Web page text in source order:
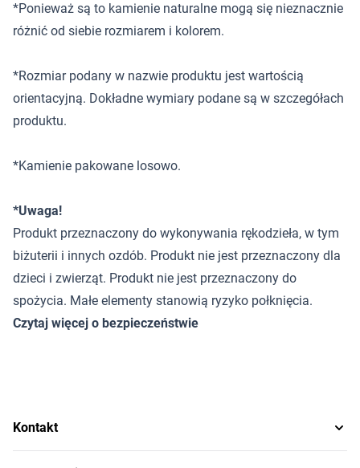
*Ponieważ są to kamienie naturalne mogą się nieznacznie
różnić od siebie rozmiarem i kolorem.
*Rozmiar podany w nazwie produktu jest wartością
orientacyjną. Dokładne wymiary podane są w szczegółach
produktu.
*Kamienie pakowane losowo.
*Uwaga!
Produkt przeznaczony do wykonywania rękodzieła, w tym
biżuterii i innych ozdób. Produkt nie jest przeznaczony dla
dzieci i zwierząt. Produkt nie jest przeznaczony do
spożycia. Małe elementy stanowią ryzyko połknięcia.
Czytaj więcej o bezpieczeństwie
Kontakt